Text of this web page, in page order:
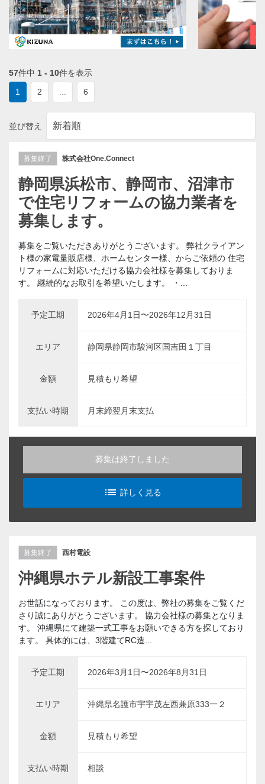
57件中 1 - 10件を表示
1
2 6
並び替え
募集終了 株式会社One.Connect
静岡県浜松市、静岡市、沼津市
で住宅リフォームの協力業者を
募集します。
募集をご覧いただきありがとうございます。 弊社クライアン
ト様の家電量販店様、ホームセンター様、からご依頼の 住宅
リフォームに対応いただける協力会社様を募集しておりま
す。 継続的なお取引を希望いたします。 ・...
予定工期 2026年4月1日〜2026年12月31日
エリア 静岡県静岡市駿河区国吉田１丁目
金額 見積もり希望
支払い時期 月末締翌月末支払
募集は終了しました
list_alt
詳しく見る
募集終了 西村電設
沖縄県ホテル新設工事案件
お世話になっております。 この度は、弊社の募集をご覧くだ
さり誠にありがとうございます。 協力会社様の募集となりま
す。 沖縄県にて建築一式工事をお願いできる方を探しており
ます。 具体的には、3階建てRC造...
予定工期 2026年3月1日〜2026年8月31日
エリア 沖縄県名護市宇宇茂左西兼原333一２
金額 見積もり希望
支払い時期 相談